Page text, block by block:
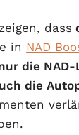
dass
in NAD
die NAD-
die